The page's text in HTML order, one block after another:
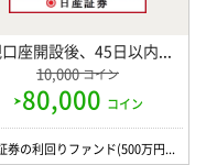
新規口座開設後、45日以内に対象ファンドへ500万円投資 で
10,000コイン
80,000 コイン
日産証券の利回りファンド(500万円投資完了)